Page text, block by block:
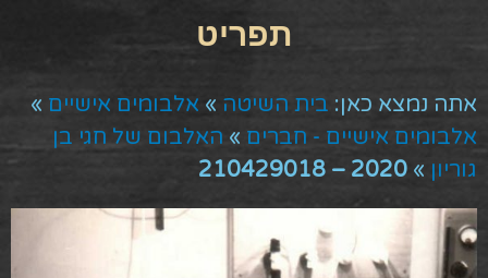
אתה נמצא כאן: בית השיטה » אלבומים אישיים »
אלבומים אישיים - חברים » האלבום של חגי בן
גוריון »
2020 – 210429018